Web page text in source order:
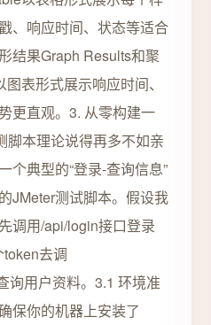
、响应时间、状态等适合
结果Graph Results和聚
表形式展示响应时间、
更直观。3. 从零构建一
脚本理论说得再多不如亲
个典型的“登录-查询信息”
JMeter测试脚本。假设我
调用/api/login接口登录
去调
询用户资料。3.1 环境准
保你的机器上安装了